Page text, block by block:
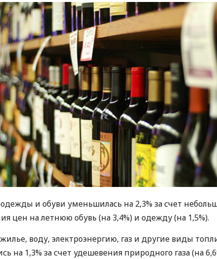
и обуви уменьшилась на 2,3% за счет
цен на летнюю обувь (на 3,4%) и одежду (на 1,5%).
воду, электроэнергию, газ и другие виды
на 1,3% за счет удешевения природного газа (на